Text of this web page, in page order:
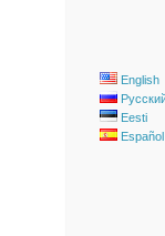
English
Eesti
Español